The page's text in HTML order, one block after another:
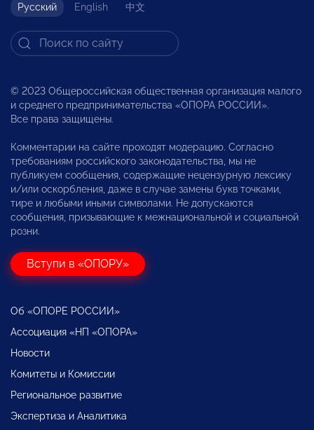
Русский English 中文
© 2023 Общероссийская общественная организация малого
и среднего предпринимательства «ОПОРА РОССИИ».
Все права защищены.
Комментарии на сайте проходят модерацию. Согласно
требованиям российского законодательства, мы не
публикуем сообщения, содержащие нецензурную лексику
и/или оскорбления, даже в случае замены букв точками,
тире и любыми иными символами. Не допускаются
сообщения, призывающие к межнациональной и социальной
розни.
Вступи в «ОПОРУ»
Об «ОПОРЕ РОССИИ»
Ассоциация «НП «ОПОРА»
Новости
Комитеты и Комиссии
Региональное развитие
Экспертиза и Аналитика